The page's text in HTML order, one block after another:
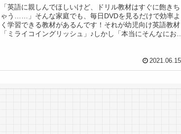
「英語に親しんでほしいけど、ドリル教材はすぐに飽きち
ゃう……」そんな家庭でも、毎日DVDを見るだけで効率よ
く学習できる教材があるんです！それが幼児向け英語教材
「ミライコイングリッシュ」♪しかし「本当にそんなにお
調査。ミライコイングリッシュがどんな人におすすめなの
かを探ってきました！無料のサンプル映像もあるので、ぜ
2021.06.15